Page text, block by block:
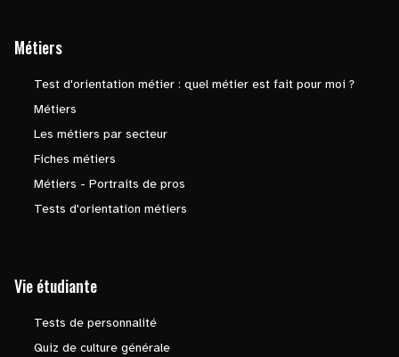
Métiers
Test d'orientation métier : quel métier est fait pour moi ?
Métiers
Les métiers par secteur
Fiches métiers
Métiers - Portraits de pros
Tests d'orientation métiers
Vie étudiante
Tests de personnalité
Quiz de culture générale